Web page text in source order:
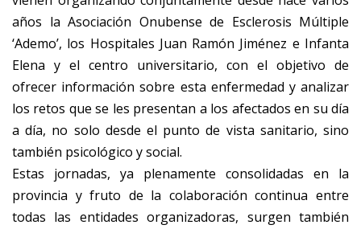
años la Asociación Onubense de Esclerosis Múltiple
‘Ademo’, los Hospitales Juan Ramón Jiménez e Infanta
Elena y el centro universitario, con el objetivo de
ofrecer información sobre esta enfermedad y analizar
los retos que se les presentan a los afectados en su día
a día, no solo desde el punto de vista sanitario, sino
también psicológico y social.
Estas jornadas, ya plenamente consolidadas en la
provincia y fruto de la colaboración continua entre
todas las entidades organizadoras, surgen también